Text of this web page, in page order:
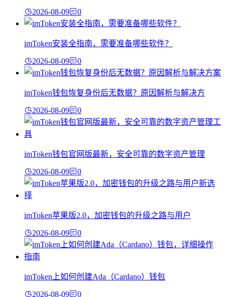
2026-08-09 0
imToken安装全指南，需要准备哪些软件？
2026-08-09 0
imToken钱包恢复身份后无数据？原因解析与解决方
2026-08-09 0
imToken钱包官网版最新，安全可靠的数字资产管理
2026-08-09 0
imToken苹果版2.0，加密钱包的升级之路与用户
2026-08-09 0
imToken上如何创建Ada（Cardano）钱包
2026-08-09 0